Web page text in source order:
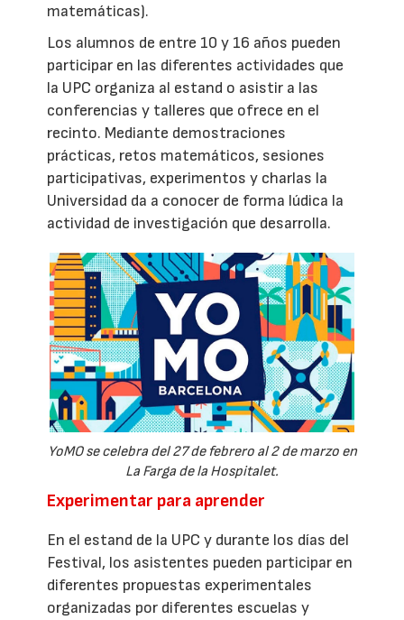
matemáticas).
Los alumnos de entre 10 y 16 años pueden
participar en las diferentes actividades que
la UPC organiza al estand o asistir a las
conferencias y talleres que ofrece en el
recinto. Mediante demostraciones
prácticas, retos matemáticos, sesiones
participativas, experimentos y charlas la
Universidad da a conocer de forma lúdica la
actividad de investigación que desarrolla.
YoMO se celebra del 27 de febrero al 2 de marzo en
La Farga de la Hospitalet.
Experimentar para aprender
En el estand de la UPC y durante los días del
Festival, los asistentes pueden participar en
diferentes propuestas experimentales
organizadas por diferentes escuelas y